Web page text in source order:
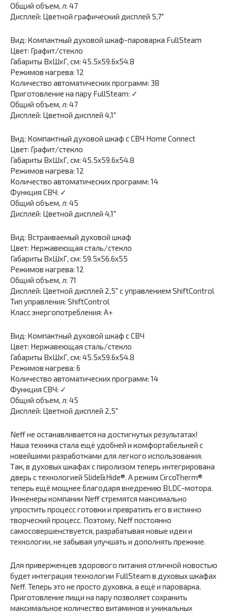
Общий объем, л: 47
Дисплей: Цветной графический дисплей 5,7″
Вид: Компактный духовой шкаф-пароварка FullSteam
Цвет: Графит/стекло
Габариты ВхШхГ, см: 45.5х59.6х54.8
Режимов нагрева: 12
Количество автоматических программ: 38
Приготовление на пару FullSteam: ✓
Общий объем, л: 47
Дисплей: Цветной дисплей 4,1″
Вид: Компактный духовой шкаф с СВЧ Home Connect
Цвет: Графит/стекло
Габариты ВхШхГ, см: 45.5х59.6х54.8
Режимов нагрева: 12
Количество автоматических программ: 14
Функция СВЧ: ✓
Общий объем, л: 45
Дисплей: Цветной дисплей 4,1″
Вид: Встраиваемый духовой шкаф
Цвет: Нержавеющая сталь/стекло
Габариты ВхШхГ, см: 59.5х56.6х55
Режимов нагрева: 12
Общий объем, л: 71
Дисплей: Цветной дисплей 2,5″ с управлением ShiftControl
Тип управления: ShiftControl
Класс энергопотребления: А+
Вид: Компактный духовой шкаф с СВЧ
Цвет: Нержавеющая сталь/стекло
Габариты ВхШхГ, см: 45.5х59.6х54.8
Режимов нагрева: 6
Количество автоматических программ: 14
Функция СВЧ: ✓
Общий объем, л: 45
Дисплей: Цветной дисплей 2,5″
Neff не останавливается на достигнутых результатах!
Наша техника стала ещё удобней и комфортабельней с
новейшими разработками для легкого использования.
Так, в духовых шкафах с пиролизом теперь интегрирована
дверь с технологией Slide&Hide®. А режим CircoTherm®
теперь ещё мощнее благодаря внедрению BLDC-мотора.
Инженеры компании Neff стремятся максимально
упростить процесс готовки и превратить его в истинно
творческий процесс. Поэтому, Neff постоянно
самосовершенствуется, разрабатывая новые идеи и
технологии, не забывая улучшать и дополнять прежние.
Для приверженцев здорового питания отличной новостью
будет интеграция технологии FullSteam в духовых шкафах
Neff. Теперь это не просто духовка, а ещё и пароварка.
Приготовление пищи на пару позволяет сохранить
максимальное количество витаминов и уникальных